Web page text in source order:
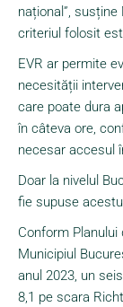
național”,
criteriul folosit
EVR ar permite
necesității
care poate dura
în câteva ore,
necesar accesul
Doar la nivelul
fie supuse
Conform
Municipiul
anul 2023, un
8,1 pe scara